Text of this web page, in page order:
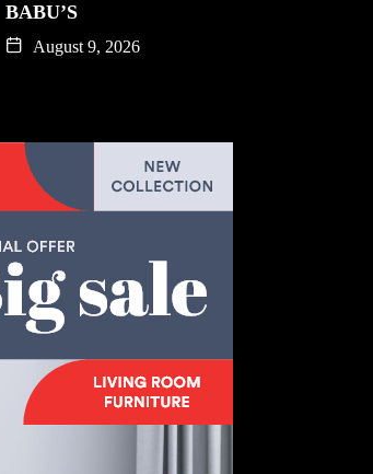
BABU’S
August 9, 2026